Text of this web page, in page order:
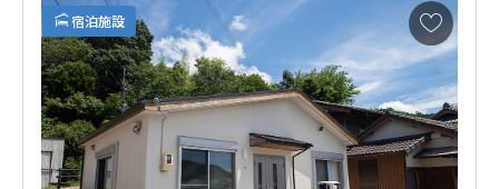
宿泊施設
お
気
に
入
り
に
追
加